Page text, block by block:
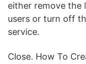
either remove the
users or turn off
service.
Close. How To